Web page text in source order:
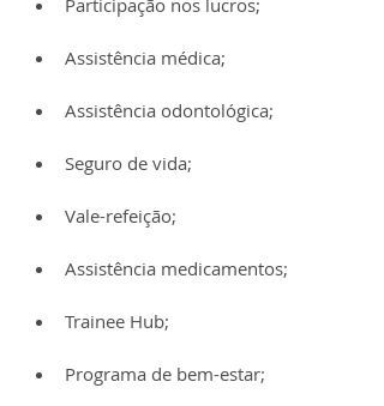
Participação nos lucros;
Assistência médica;
Assistência odontológica;
Seguro de vida;
Vale-refeição;
Assistência medicamentos;
Trainee Hub;
Programa de bem-estar;